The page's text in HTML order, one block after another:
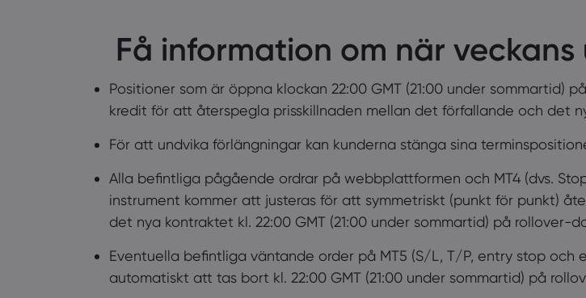
Få information om när
Positioner som är öppna klockan 22:00 GMT (21:00 under
kredit för att återspegla prisskillnaden mellan det förfallande och det
För att undvika förlängningar kan kunderna stänga sina
Alla befintliga pågående ordrar på webbplattformen och MT4 (dvs.
instrument kommer att justeras för att symmetriskt (punkt för punkt)
det nya kontraktet kl. 22:00 GMT (21:00 under sommartid) på rollover-
Eventuella befintliga väntande order på MT5 (S/L, T/P, entry stop och
automatiskt att tas bort kl. 22:00 GMT (21:00 under sommartid) på